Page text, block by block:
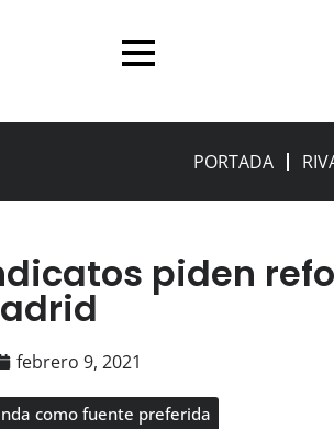
PORTADA
piden
febrero 9, 2021
como fuente preferida